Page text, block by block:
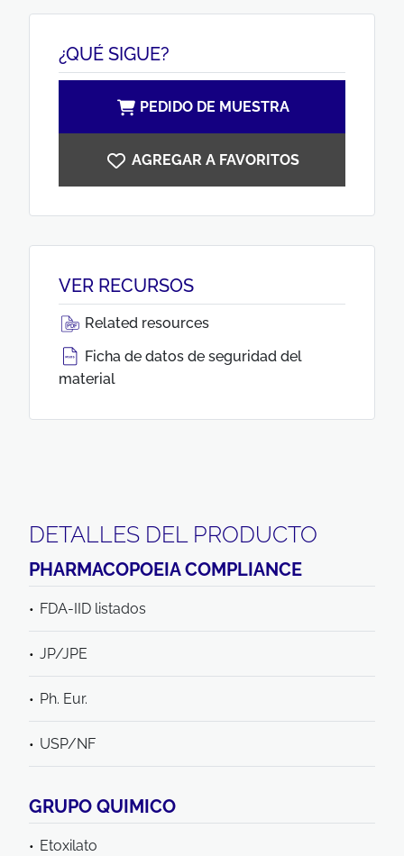
¿QUÉ SIGUE?
PEDIDO DE MUESTRA
AGREGAR A FAVORITOS
VER RECURSOS
Related resources
Ficha de datos de seguridad del
material
DETALLES DEL PRODUCTO
PHARMACOPOEIA COMPLIANCE
FDA-IID listados
JP/JPE
Ph. Eur.
USP/NF
GRUPO QUIMICO
Etoxilato